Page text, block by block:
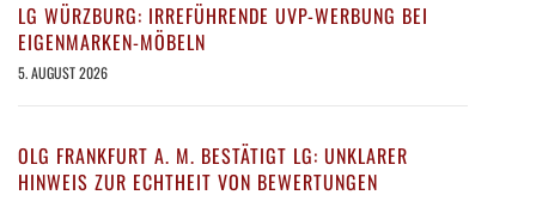
LG WÜRZBURG: IRREFÜHRENDE UVP-WERBUNG BEI
EIGENMARKEN-MÖBELN
5. AUGUST 2026
OLG FRANKFURT A. M. BESTÄTIGT LG: UNKLARER
HINWEIS ZUR ECHTHEIT VON BEWERTUNGEN